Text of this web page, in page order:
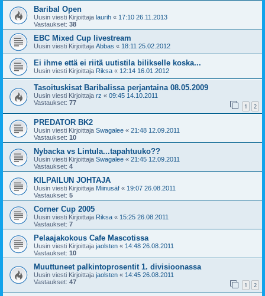
Baribal Open
Uusin viesti Kirjoittaja laurih « 17:10 26.11.2013
Vastaukset: 38
EBC Mixed Cup livestream
Uusin viesti Kirjoittaja Abbas « 18:11 25.02.2012
Ei ihme että ei riitä uutistila bilikselle koska...
Uusin viesti Kirjoittaja Riksa « 12:14 16.01.2012
Tasoituskisat Baribalissa perjantaina 08.05.2009
Uusin viesti Kirjoittaja rz « 09:45 14.10.2011
Vastaukset: 77 1 2
PREDATOR BK2
Uusin viesti Kirjoittaja Swagalee « 21:48 12.09.2011
Vastaukset: 10
Nybacka vs Lintula...tapahtuuko??
Uusin viesti Kirjoittaja Swagalee « 21:45 12.09.2011
Vastaukset: 4
KILPAILUN JOHTAJA
Uusin viesti Kirjoittaja Miinusäf « 19:07 26.08.2011
Vastaukset: 5
Corner Cup 2005
Uusin viesti Kirjoittaja Riksa « 15:25 26.08.2011
Vastaukset: 7
Pelaajakokous Cafe Mascotissa
Uusin viesti Kirjoittaja jaolsten « 14:48 26.08.2011
Vastaukset: 10
Muuttuneet palkintoprosentit 1. divisioonassa
Uusin viesti Kirjoittaja jaolsten « 14:45 26.08.2011
Vastaukset: 47 1 2